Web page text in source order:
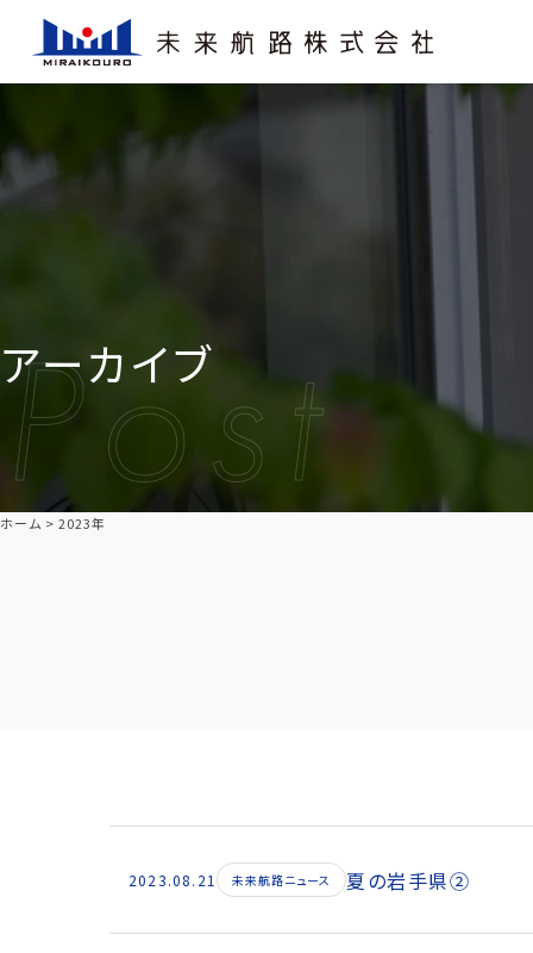
アーカイブ
ホーム 2023年
2023.08.21 未来航路ニュース 夏の岩手県②